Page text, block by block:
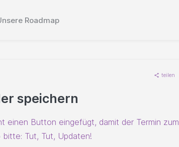
Roadmap
teilen
speichern
einen Button eingefügt, damit der Termin zum
Tut, Tut, Updaten!